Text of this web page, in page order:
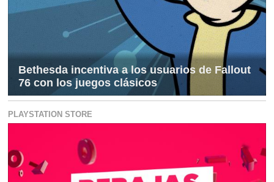
Bethesda incentiva a los usuarios de Fallout
76 con los juegos clásicos
PLAYSTATION STORE